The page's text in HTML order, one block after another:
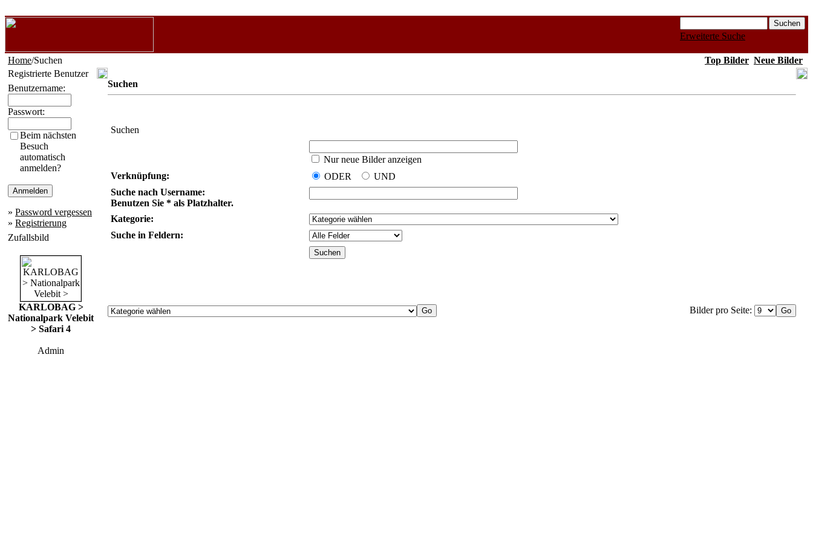
Erweiterte Suche
Home/Suchen Top Bilder Neue Bilder
Registrierte Benutzer
Benutzername:
Passwort:
Beim nächsten
Besuch
automatisch
anmelden?
» Password vergessen
» Registrierung
Zufallsbild
KARLOBAG >
Nationalpark Velebit
> Safari 4
Admin
Suchen
Suchen
Nur neue Bilder anzeigen
Verknüpfung:
ODER
UND
Suche nach Username:
Benutzen Sie * als Platzhalter.
Kategorie:
Suche in Feldern:
Bilder pro Seite: